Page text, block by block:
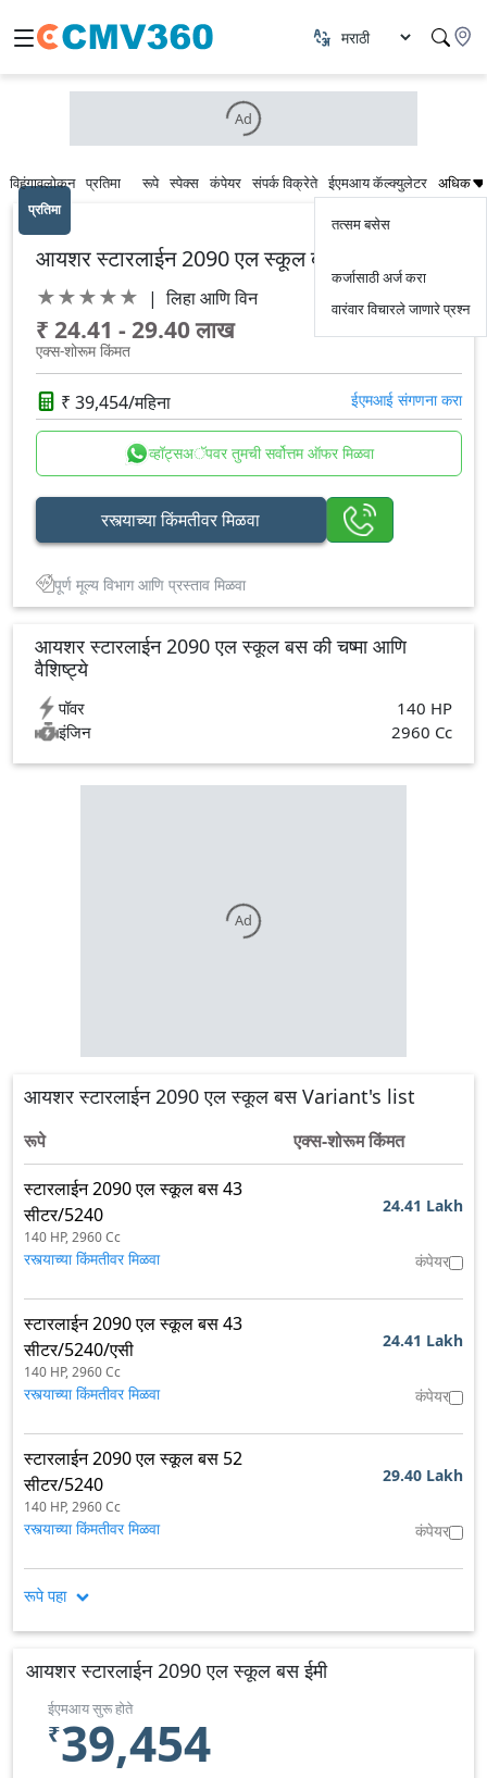
Ad
विहंगावलोकन प्रतिमा रूपे स्पेक्स कंपेयर संपर्क विक्रेते ईएमआय कॅल्क्युलेटर अधिक
तत्सम बसेस
कर्जासाठी अर्ज करा
वारंवार विचारले जाणारे प्रश्न
प्रतिमा
आयशर स्टारलाईन 2090 एल स्कूल बस
★★★★★ | लिहा आणि विन
₹ 24.41 - 29.40 लाख
एक्स-शोरूम किंमत
₹ 39,454/महिना ईएमआई संगणना करा
व्हॉट्सअॅपवर तुमची सर्वोत्तम ऑफर मिळवा
रस्त्याच्या किंमतीवर मिळवा
पूर्ण मूल्य विभाग आणि प्रस्ताव मिळवा
आयशर स्टारलाईन 2090 एल स्कूल बस की चष्मा आणि
वैशिष्ट्ये
पॉवर
140 HP
इंजिन
2960 Cc
Ad
आयशर स्टारलाईन 2090 एल स्कूल बस Variant's list
रूपे
एक्स-शोरूम किंमत
स्टारलाईन 2090 एल स्कूल बस 43
सीटर/5240
140 HP,2960 Cc
रस्त्याच्या किंमतीवर मिळवा
24.41 Lakh
कंपेयर
स्टारलाईन 2090 एल स्कूल बस 43
सीटर/5240/एसी
140 HP,2960 Cc
रस्त्याच्या किंमतीवर मिळवा
24.41 Lakh
कंपेयर
स्टारलाईन 2090 एल स्कूल बस 52
सीटर/5240
140 HP,2960 Cc
रस्त्याच्या किंमतीवर मिळवा
29.40 Lakh
कंपेयर
रूपे पहा
आयशर स्टारलाईन 2090 एल स्कूल बस ईमी
ईएमआय सुरू होते
₹39,454